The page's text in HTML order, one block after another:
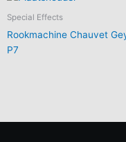
Special Effects
Rookmachine Chauvet
P7